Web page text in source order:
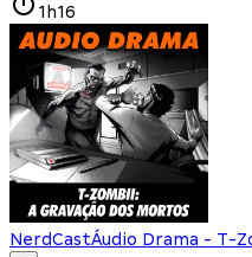
1h16
NerdCastÁudio Drama - T-